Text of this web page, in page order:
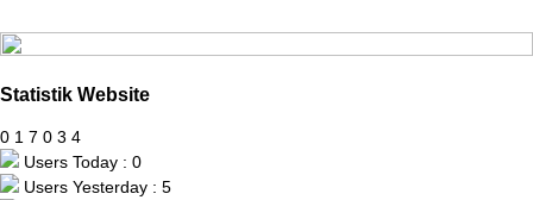
Statistik Website
0 1 7 0 3 4
Users Today : 0
Users Yesterday : 5